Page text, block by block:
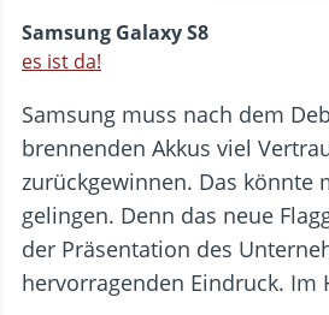
Samsung Galaxy S8
es ist da!
Samsung muss nach dem
brennenden Akkus viel
zurückgewinnen. Das könnte
gelingen. Denn das neue
der Präsentation des
hervorragenden Eindruck. Im